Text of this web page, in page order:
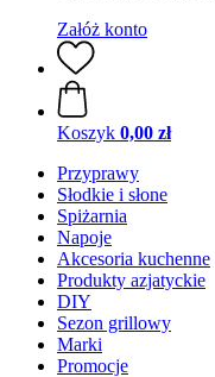
Załóż konto
Koszyk 0,00 zł
Przyprawy
Słodkie i słone
Spiżarnia
Napoje
Akcesoria kuchenne
Produkty azjatyckie
DIY
Sezon grillowy
Marki
Promocje